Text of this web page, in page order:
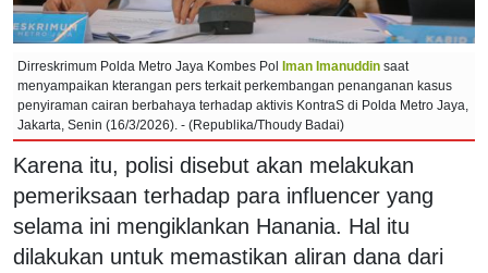
Dirreskrimum Polda Metro Jaya Kombes Pol Iman Imanuddin saat
menyampaikan kterangan pers terkait perkembangan penanganan kasus
penyiraman cairan berbahaya terhadap aktivis KontraS di Polda Metro Jaya,
Jakarta, Senin (16/3/2026). - (Republika/Thoudy Badai)
Karena itu, polisi disebut akan melakukan
pemeriksaan terhadap para influencer yang
selama ini mengiklankan Hanania. Hal itu
dilakukan untuk memastikan aliran dana dari